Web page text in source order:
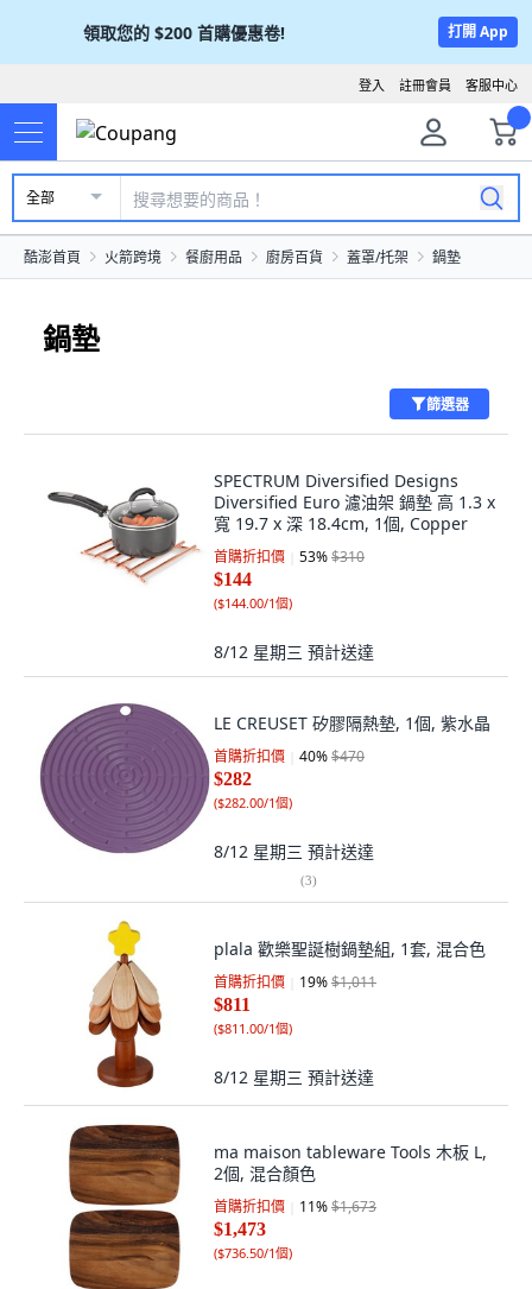
領取您的 $200 首購優惠卷! 打開 App
客服中心
註冊會員
登入
全部
酷澎首頁 火箭跨境 餐廚用品 廚房百貨 蓋罩/托架 鍋墊
鍋墊
篩選器
SPECTRUM Diversified Designs
Diversified Euro 濾油架 鍋墊 高 1.3 x
寬 19.7 x 深 18.4cm, 1個, Copper
首購折扣價 53%$310
$144
($144.00/1個)
8/12 星期三 預計送達
LE CREUSET 矽膠隔熱墊, 1個, 紫水晶
首購折扣價 40%$470
$282
($282.00/1個)
8/12 星期三 預計送達
(3)
plala 歡樂聖誕樹鍋墊組, 1套, 混合色
首購折扣價 19%$1,011
$811
($811.00/1個)
8/12 星期三 預計送達
ma maison tableware Tools 木板 L,
2個, 混合顏色
首購折扣價 11%$1,673
$1,473
($736.50/1個)